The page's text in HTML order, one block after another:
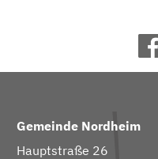
Gemeinde Nordheim
Hauptstraße 26